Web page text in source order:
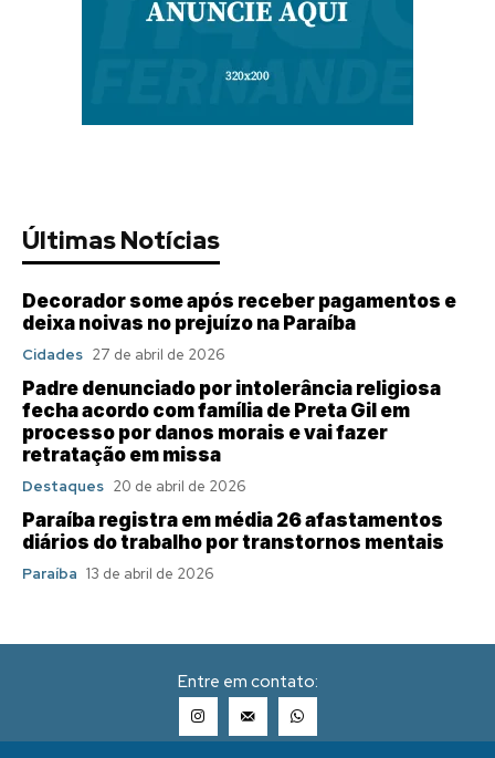
Últimas Notícias
Decorador some após receber pagamentos e
deixa noivas no prejuízo na Paraíba
Cidades 27 de abril de 2026
Padre denunciado por intolerância religiosa
fecha acordo com família de Preta Gil em
processo por danos morais e vai fazer
retratação em missa
Destaques 20 de abril de 2026
Paraíba registra em média 26 afastamentos
diários do trabalho por transtornos mentais
Paraíba 13 de abril de 2026
Entre em contato: